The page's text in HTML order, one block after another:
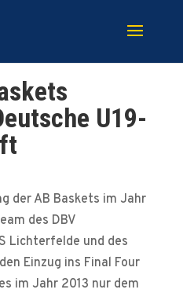
U19-
der AB Baskets im Jahr
des DBV
Lichterfelde und des
Einzug ins Final Four
im Jahr 2013 nur dem